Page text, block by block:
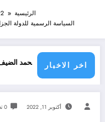
الرئيسية
السياسة الرسمية للدولة
اخر الاخبار
الجنرال محمد الضيف
أكتوبر 11, 2022 0 تعليقات